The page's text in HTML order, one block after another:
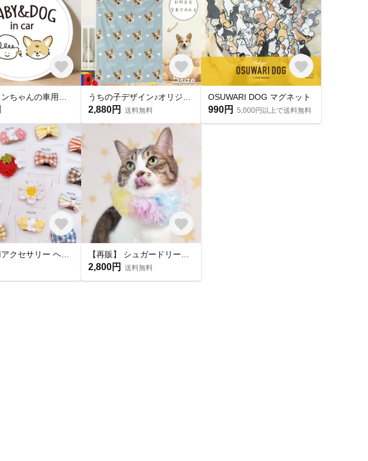
2,880円 送料無料
OSUWARI DOG マグネット
990円 5,000円以上で送料無料
2,800円 送料無料